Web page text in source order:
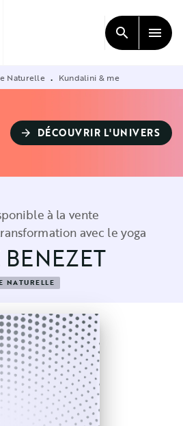
CONTENU
search menu
Naturelle • Kundalini & me
arrow_forward DÉCOUVRIR L'UNIVERS
à la vente
avec le yoga
NATURELLE